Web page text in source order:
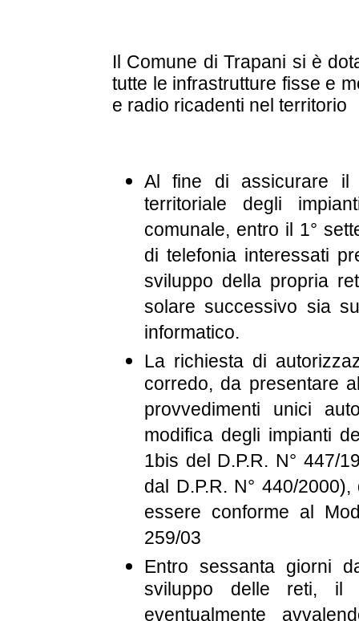
Il Comune di Trapani si è
tutte le infrastrutture fisse e
e radio ricadenti nel territorio
Al fine di assicurare il
territoriale degli
comunale, entro il 1°
di telefonia interessati
sviluppo della propria
solare successivo sia
informatico.
La richiesta di
corredo, da presentare
provvedimenti unici
modifica degli impianti
1bis del D.P.R. N° 447/
dal D.P.R. N° 440/
essere conforme al
259/03
Entro sessanta giorni
sviluppo delle reti, il